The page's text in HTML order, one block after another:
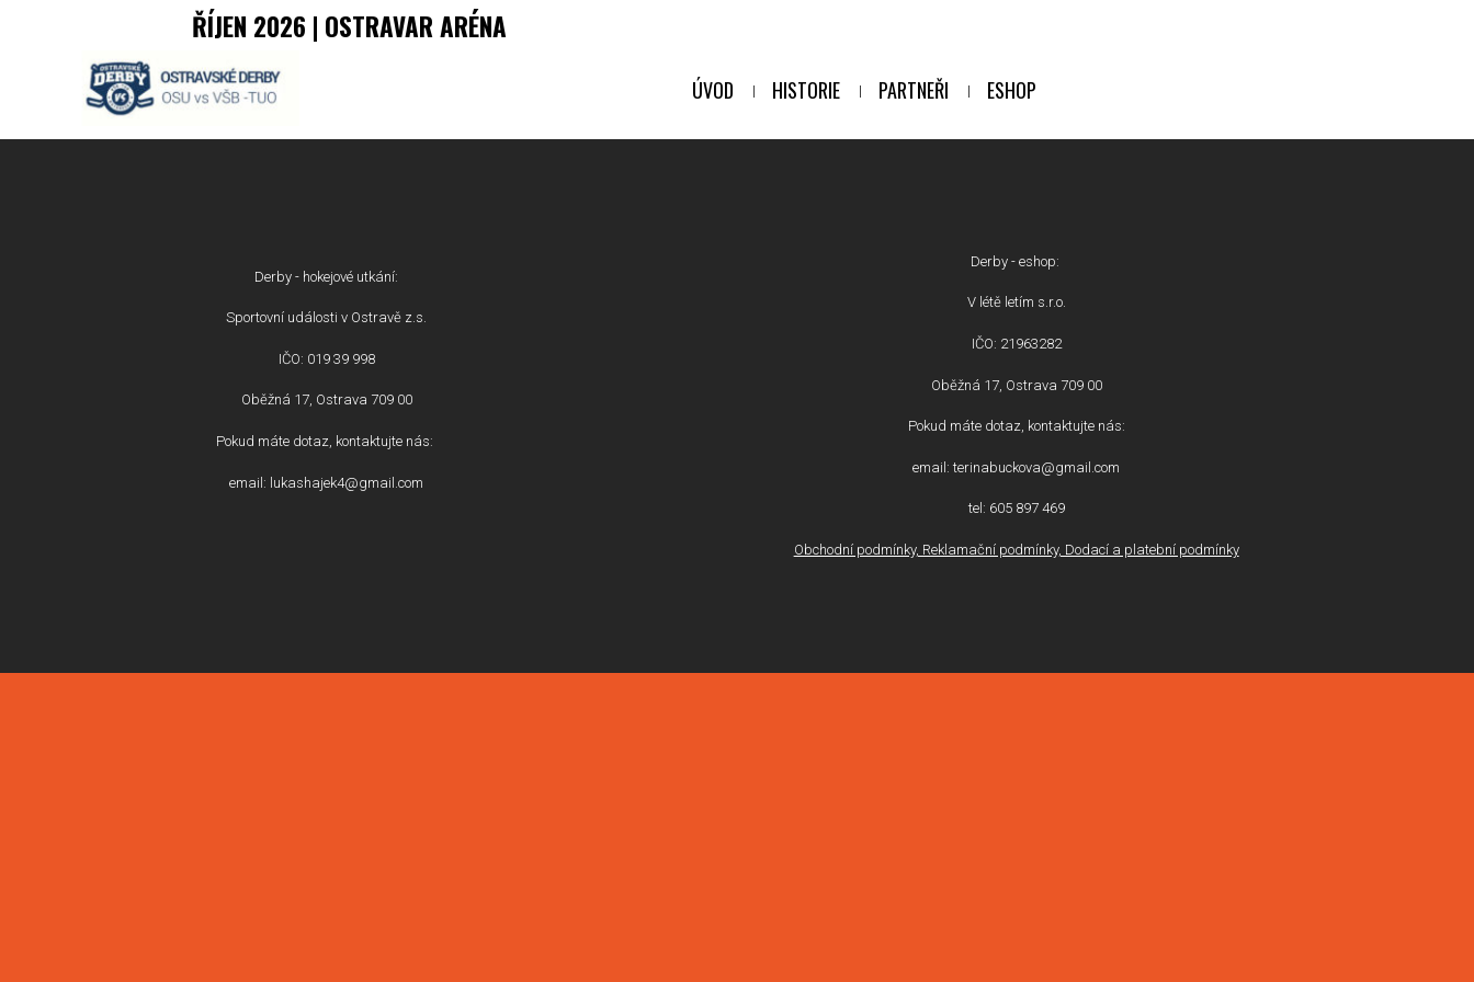
ŘÍJEN 2026 | OSTRAVAR ARÉNA
ÚVOD HISTORIE PARTNEŘI ESHOP
Derby - hokejové utkání:
Sportovní události v Ostravě z.s.
IČO: 019 39 998
Oběžná 17, Ostrava 709 00
Pokud máte dotaz, kontaktujte nás:
email: lukashajek4@gmail.com
Derby - eshop:
V létě letím s.r.o.
IČO: 21963282
Oběžná 17, Ostrava 709 00
Pokud máte dotaz, kontaktujte nás:
email: terinabuckova@gmail.com
tel: 605 897 469
Obchodní podmínky, Reklamační podmínky, Dodací a platební podmínky